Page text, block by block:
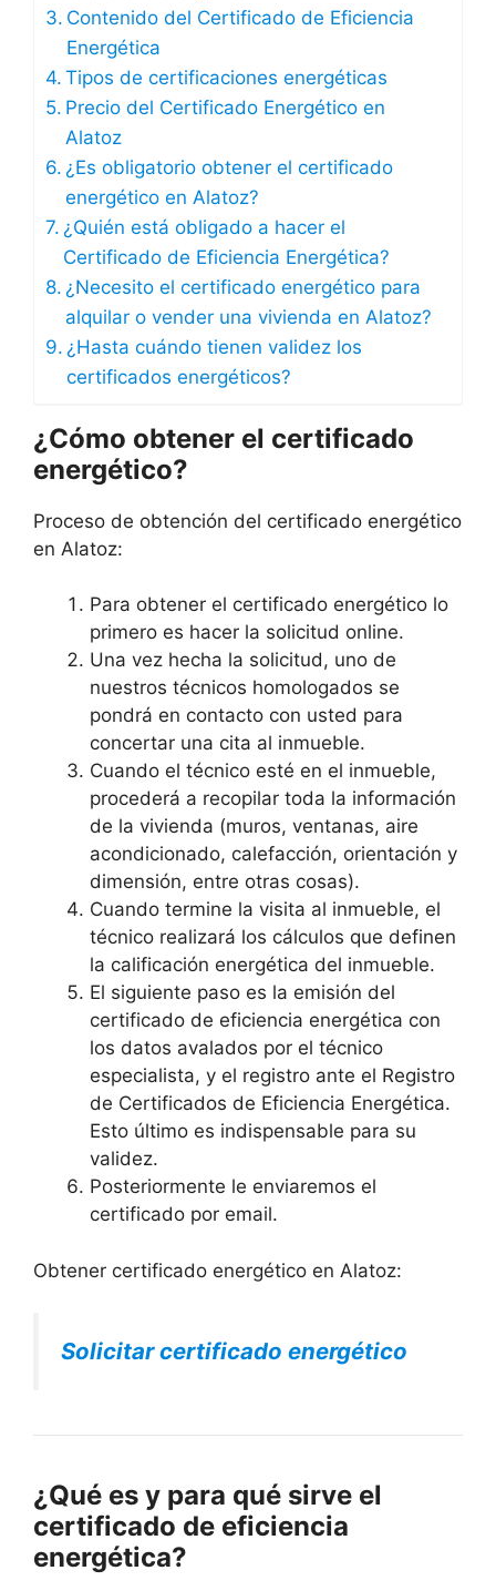
Contenido del Certificado de Eficiencia
Energética
Tipos de certificaciones energéticas
Precio del Certificado Energético en
Alatoz
¿Es obligatorio obtener el certificado
energético en Alatoz?
¿Quién está obligado a hacer el
Certificado de Eficiencia Energética?
¿Necesito el certificado energético para
alquilar o vender una vivienda en Alatoz?
¿Hasta cuándo tienen validez los
certificados energéticos?
¿Cómo obtener el certificado
energético?
Proceso de obtención del certificado energético
en Alatoz:
Para obtener el certificado energético lo
primero es hacer la solicitud online.
Una vez hecha la solicitud, uno de
nuestros técnicos homologados se
pondrá en contacto con usted para
concertar una cita al inmueble.
Cuando el técnico esté en el inmueble,
procederá a recopilar toda la información
de la vivienda (muros, ventanas, aire
acondicionado, calefacción, orientación y
dimensión, entre otras cosas).
Cuando termine la visita al inmueble, el
técnico realizará los cálculos que definen
la calificación energética del inmueble.
El siguiente paso es la emisión del
certificado de eficiencia energética con
los datos avalados por el técnico
especialista, y el registro ante el Registro
de Certificados de Eficiencia Energética.
Esto último es indispensable para su
validez.
Posteriormente le enviaremos el
certificado por email.
Obtener certificado energético en Alatoz:
Solicitar certificado energético
¿Qué es y para qué sirve el
certificado de eficiencia
energética?